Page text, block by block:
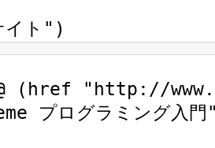
イト")
(href "http://
プログラミング入